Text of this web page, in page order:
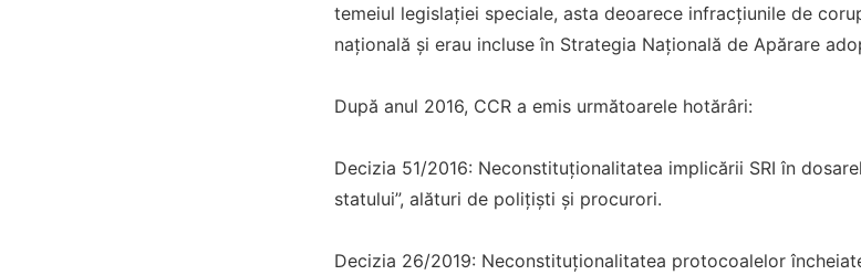
temeiul legislației speciale, asta deoarece infracțiunile de
națională și erau incluse în Strategia Națională de Apărare
După anul 2016, CCR a emis următoarele hotărâri:
Decizia 51/2016: Neconstituționalitatea implicării SRI în
statului”, alături de polițiști și procurori.
Decizia 26/2019: Neconstituționalitatea protocoalelor